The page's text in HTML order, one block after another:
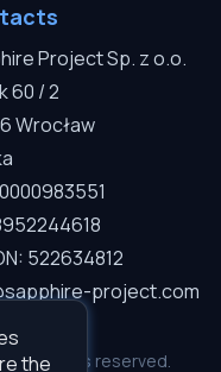
the
Project Sp. z o.o.
60 / 2
Wrocław
522634812
project.com
— All rights reserved.